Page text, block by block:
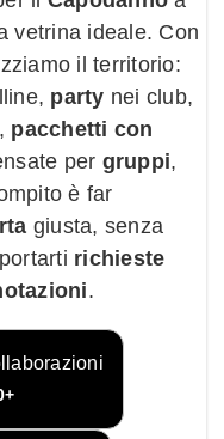
vetrina ideale. Con
il territorio:
party nei club,
pacchetti con
per gruppi,
è far
giusta, senza
richieste
.